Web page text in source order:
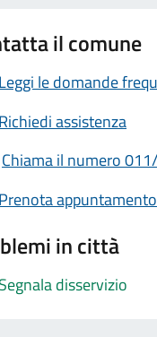
il comune
le domande
assistenza
Chiama il numero
appuntamento
in città
disservizio